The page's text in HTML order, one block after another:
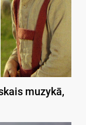
muzykā,